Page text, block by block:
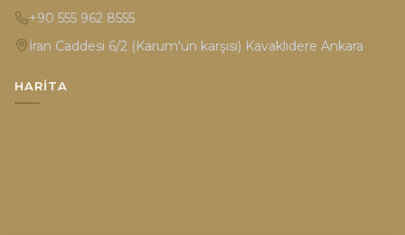
+90 555 962 8555
İran Caddesi 6/2 (Karum'un karşısı) Kavaklıdere Ankara
HARITA